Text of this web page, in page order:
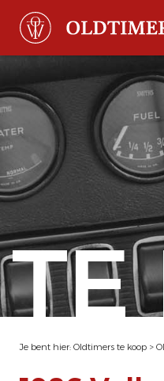
TE
Je bent hier: Oldtimers te koop >